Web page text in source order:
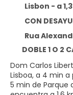
Lisbon - a
CON
Rua Alexandre
DOBLE 1 O 2
Dom Carlos
Lisboa, a 4 min a
5 min de Parque de Eduardo